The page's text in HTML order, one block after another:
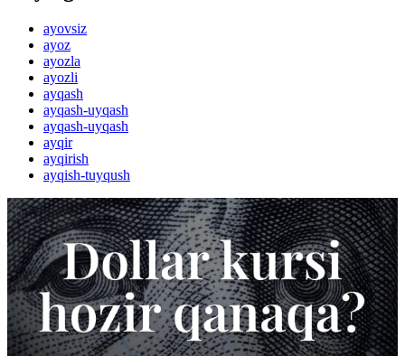
ayovsiz
ayoz
ayozla
ayozli
ayqash
ayqash-uyqash
ayqash-uyqash
ayqir
ayqirish
ayqish-tuyqush